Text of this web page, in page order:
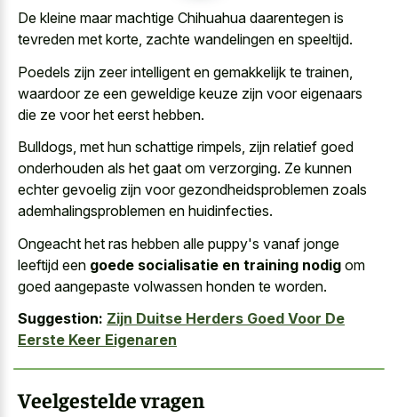
De kleine maar machtige Chihuahua daarentegen is
tevreden met korte, zachte wandelingen en speeltijd.
Poedels zijn zeer intelligent en gemakkelijk te trainen,
waardoor ze een geweldige keuze zijn voor eigenaars
die ze voor het eerst hebben.
Bulldogs, met hun schattige rimpels, zijn relatief goed
onderhouden als het gaat om verzorging. Ze kunnen
echter gevoelig zijn voor gezondheidsproblemen zoals
ademhalingsproblemen en huidinfecties.
Ongeacht het ras hebben alle puppy's vanaf jonge
leeftijd een goede socialisatie en training nodig om
goed aangepaste volwassen honden te worden.
Suggestion: Zijn Duitse Herders Goed Voor De
Eerste Keer Eigenaren
Veelgestelde vragen